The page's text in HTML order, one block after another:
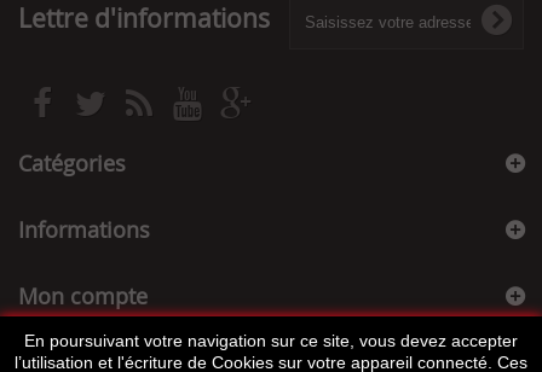
Lettre d'informations
Catégories
Informations
Mon compte
Informations sur votre boutique
En poursuivant votre navigation sur ce site, vous devez accepter
l’utilisation et l'écriture de Cookies sur votre appareil connecté. Ces